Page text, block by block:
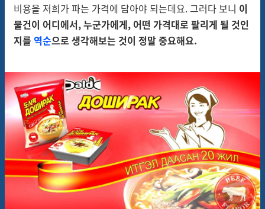
비용을 저희가 파는 가격에 담아야 되는데요. 그러다 보니 이
물건이 어디에서, 누군가에게, 어떤 가격대로 팔리게 될 것인
지를 역순으로 생각해보는 것이 정말 중요해요.